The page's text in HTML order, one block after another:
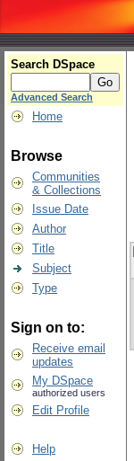
Search DSpace
Advanced Search
Home
Browse
Communities
& Collections
Issue Date
Author
Title
Subject
Type
Sign on to:
Receive email
updates
My DSpace
authorized users
Edit Profile
Help